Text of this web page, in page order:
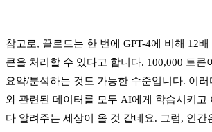
참고로, 끌로드는 한 번에 GPT-4에 비해 12
큰을 처리할 수 있다고 합니다. 100,000 토큰
요약/분석하는 것도 가능한 수준입니다. 이
와 관련된 데이터를 모두 AI에게 학습시키고
다 알려주는 세상이 올 것 같네요. 그럼, 인간